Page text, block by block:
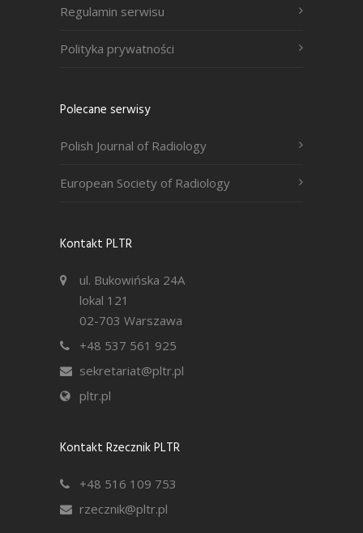
Regulamin serwisu
Polityka prywatności
Polecane serwisy
Polish Journal of Radiology
European Society of Radiology
Kontakt PLTR
ul. Bukowińska 24A
lokal 121
02-703 Warszawa
+48 537 561 925
sekretariat@pltr.pl
pltr.pl
Kontakt Rzecznik PLTR
+48 516 109 753
rzecznik@pltr.pl